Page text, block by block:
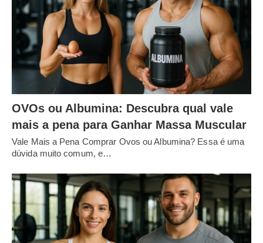
OVOs ou Albumina: Descubra qual vale
mais a pena para Ganhar Massa Muscular
Vale Mais a Pena Comprar Ovos ou Albumina? Essa é uma
dúvida muito comum, e…